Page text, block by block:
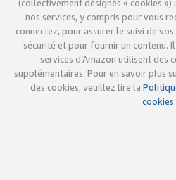
(collectivement désignés « cookies
nos services, y compris pour vous
connectez, pour assurer le suivi de
sécurité et pour fournir un contenu.
services d’Amazon utilisent des
supplémentaires. Pour en savoir plus
des cookies, veuillez lire la
cookies